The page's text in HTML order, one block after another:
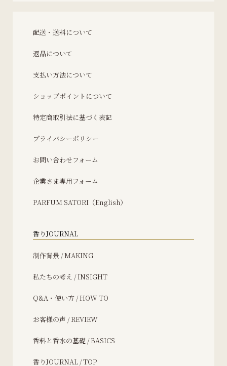
配送・送料について
返品について
支払い方法について
ショップポイントについて
特定商取引法に基づく表記
プライバシーポリシー
お問い合わせフォーム
企業さま専用フォーム
PARFUM SATORI（English）
香りJOURNAL
制作背景 / MAKING
私たちの考え / INSIGHT
Q&A・使い方 / HOW TO
お客様の声 / REVIEW
香料と香水の基礎 / BASICS
香りJOURNAL / TOP